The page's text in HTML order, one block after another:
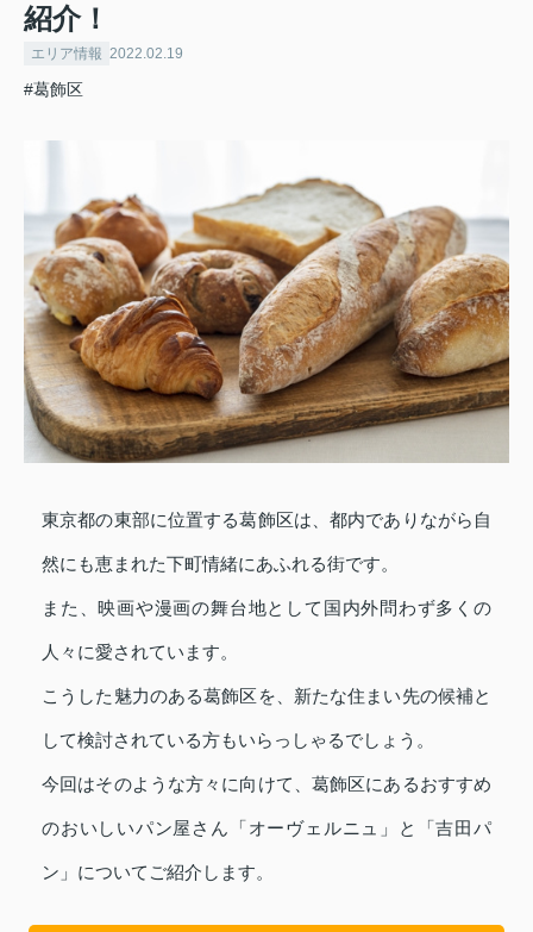
紹介！
エリア情報 2022.02.19
#葛飾区
東京都の東部に位置する葛飾区は、都内でありながら自
然にも恵まれた下町情緒にあふれる街です。
また、映画や漫画の舞台地として国内外問わず多くの
人々に愛されています。
こうした魅力のある葛飾区を、新たな住まい先の候補と
して検討されている方もいらっしゃるでしょう。
今回はそのような方々に向けて、葛飾区にあるおすすめ
のおいしいパン屋さん「オーヴェルニュ」と「吉田パ
ン」についてご紹介します。